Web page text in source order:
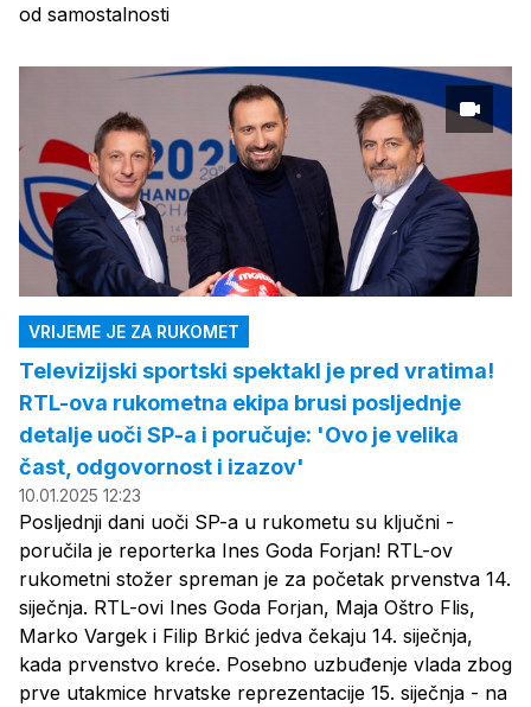
od samostalnosti
VRIJEME JE ZA RUKOMET
Televizijski sportski spektakl je pred vratima!
RTL-ova rukometna ekipa brusi posljednje
detalje uoči SP-a i poručuje: 'Ovo je velika
čast, odgovornost i izazov'
10.01.2025 12:23
Posljednji dani uoči SP-a u rukometu su ključni -
poručila je reporterka Ines Goda Forjan! RTL-ov
rukometni stožer spreman je za početak prvenstva 14.
siječnja. RTL-ovi Ines Goda Forjan, Maja Oštro Flis,
Marko Vargek i Filip Brkić jedva čekaju 14. siječnja,
kada prvenstvo kreće. Posebno uzbuđenje vlada zbog
prve utakmice hrvatske reprezentacije 15. siječnja - na